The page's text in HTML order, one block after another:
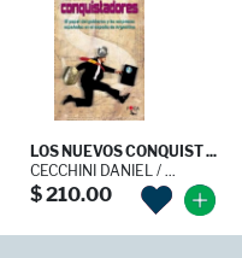
LOS NUEVOS CONQUIST ...
CECCHINI DANIEL / ...
$ 210.00